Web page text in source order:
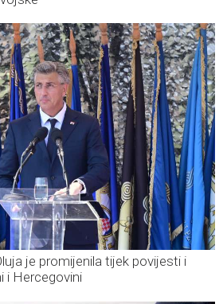
je promijenila tijek povijesti i
i Hercegovini